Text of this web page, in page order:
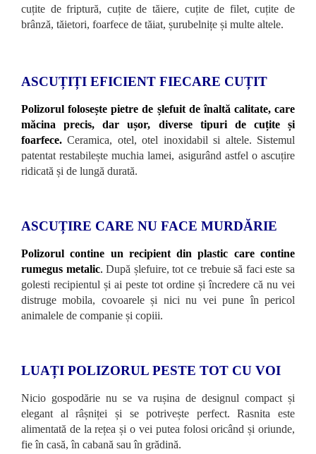
cuțite de friptură, cuțite de tăiere, cuțite de filet, cuțite de
brânză, tăietori, foarfece de tăiat, șurubelnițe și multe altele.
ASCUȚIȚI EFICIENT FIECARE CUȚIT
Polizorul folosește pietre de șlefuit de înaltă calitate, care
măcina precis, dar ușor, diverse tipuri de cuțite și
foarfece. Ceramica, otel, otel inoxidabil si altele. Sistemul
patentat restabilește muchia lamei, asigurând astfel o ascuțire
ridicată și de lungă durată.
ASCUȚIRE CARE NU FACE MURDĂRIE
Polizorul contine un recipient din plastic care contine
rumegus metalic. După șlefuire, tot ce trebuie să faci este sa
golesti recipientul și ai peste tot ordine și încredere că nu vei
distruge mobila, covoarele și nici nu vei pune în pericol
animalele de companie și copiii.
LUAȚI POLIZORUL PESTE TOT CU VOI
Nicio gospodărie nu se va rușina de designul compact și
elegant al râșniței și se potrivește perfect. Rasnita este
alimentată de la rețea și o vei putea folosi oricând și oriunde,
fie în casă, în cabană sau în grădină.